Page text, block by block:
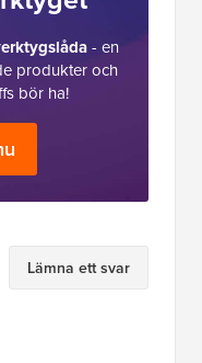
- en
produkter och
bör ha!
Lämna ett svar